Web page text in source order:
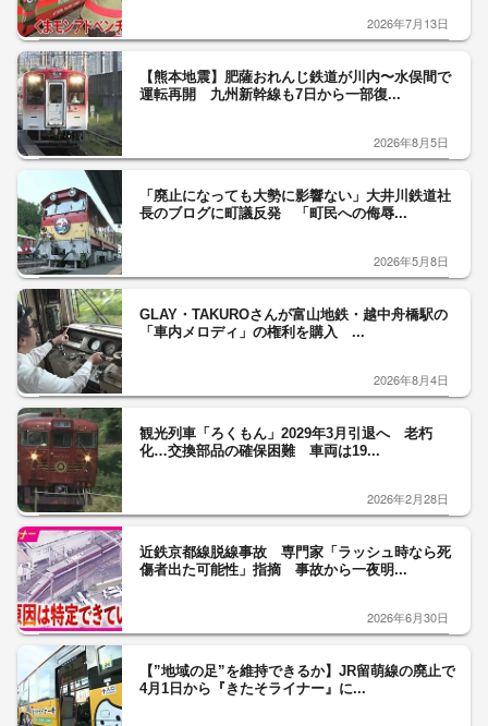
2026年7月13日
【熊本地震】肥薩おれんじ鉄道が川内〜水俣間で
運転再開 九州新幹線も7日から一部復...
2026年8月5日
「廃止になっても大勢に影響ない」大井川鉄道社
長のブログに町議反発 「町民への侮辱...
2026年5月8日
GLAY・TAKUROさんが富山地鉄・越中舟橋駅の
「車内メロディ」の権利を購入 ...
2026年8月4日
観光列車「ろくもん」2029年3月引退へ 老朽
化…交換部品の確保困難 車両は19...
2026年2月28日
近鉄京都線脱線事故 専門家「ラッシュ時なら死
傷者出た可能性」指摘 事故から一夜明...
2026年6月30日
【”地域の足”を維持できるか】JR留萌線の廃止で
4月1日から『きたそライナー』に...